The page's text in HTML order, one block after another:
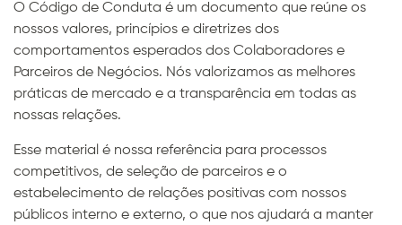
O Código de Conduta é um documento que reúne os
nossos valores, princípios e diretrizes dos
comportamentos esperados dos Colaboradores e
Parceiros de Negócios. Nós valorizamos as melhores
práticas de mercado e a transparência em todas as
nossas relações.
Esse material é nossa referência para processos
competitivos, de seleção de parceiros e o
estabelecimento de relações positivas com nossos
públicos interno e externo, o que nos ajudará a manter